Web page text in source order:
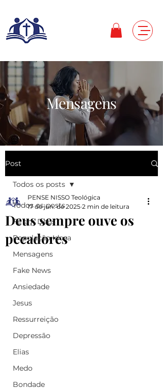
Mensagens
Post
Todos os posts
Fé em Deus
População Idosa
Mensagens
Fake News
Ansiedade
Jesus
Ressurreição
Depressão
Elias
Medo
Bondade
Todos os posts
Deus sempre ouve os
pecadores
PENSE NISSO Teológica
17 de jun. de 2025 2 min de leitura